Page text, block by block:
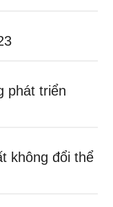
phát triển
không đổi thể